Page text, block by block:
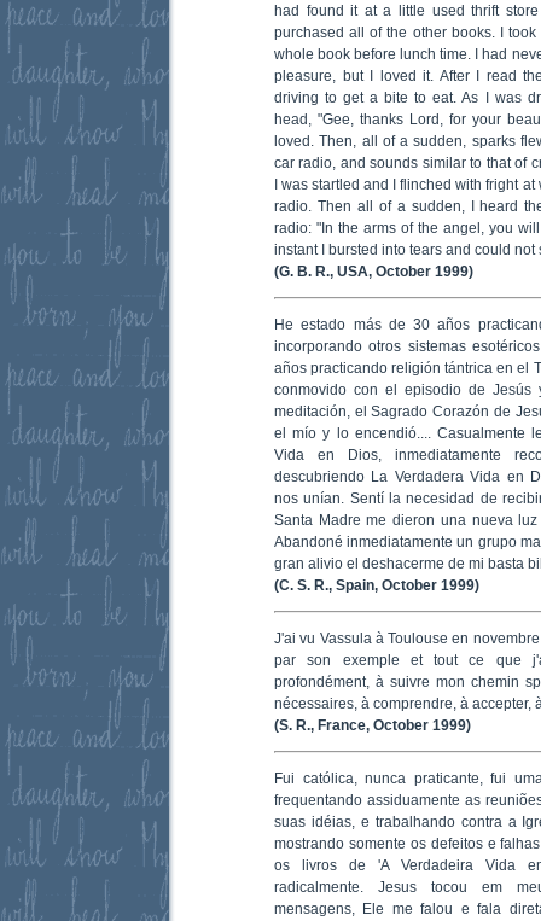
had found it at a little used thrift
purchased all of the other books. I
whole book before lunch time. I had
pleasure, but I loved it. After I read
driving to get a bite to eat. As I was
head, "Gee, thanks Lord, for your
loved. Then, all of a sudden, sparks
car radio, and sounds similar to that of
I was startled and I flinched with fright
radio. Then all of a sudden, I heard
radio: "In the arms of the angel, you
instant I bursted into tears and could not
(G. B. R., USA, October 1999)
He estado más de 30 años
incorporando otros sistemas
años practicando religión tántrica en el
conmovido con el episodio de
meditación, el Sagrado Corazón de
el mío y lo encendió.... Casualmente
Vida en Dios, inmediatamente
descubriendo La Verdadera Vida en
nos unían. Sentí la necesidad de
Santa Madre me dieron una nueva
Abandoné inmediatamente un grupo
gran alivio el deshacerme de mi basta
(C. S. R., Spain, October 1999)
J'ai vu Vassula à Toulouse en
par son exemple et tout ce que
profondément, à suivre mon chemin
nécessaires, à comprendre, à accepter,
(S. R., France, October 1999)
Fui católica, nunca praticante, fui
frequentando assiduamente as
suas idéias, e trabalhando contra a
mostrando somente os defeitos e
os livros de 'A Verdadeira Vida
radicalmente. Jesus tocou em
mensagens, Ele me falou e fala